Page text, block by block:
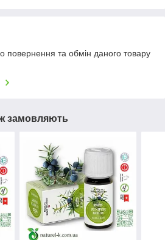
повернення та обмін даного товару
замовляють